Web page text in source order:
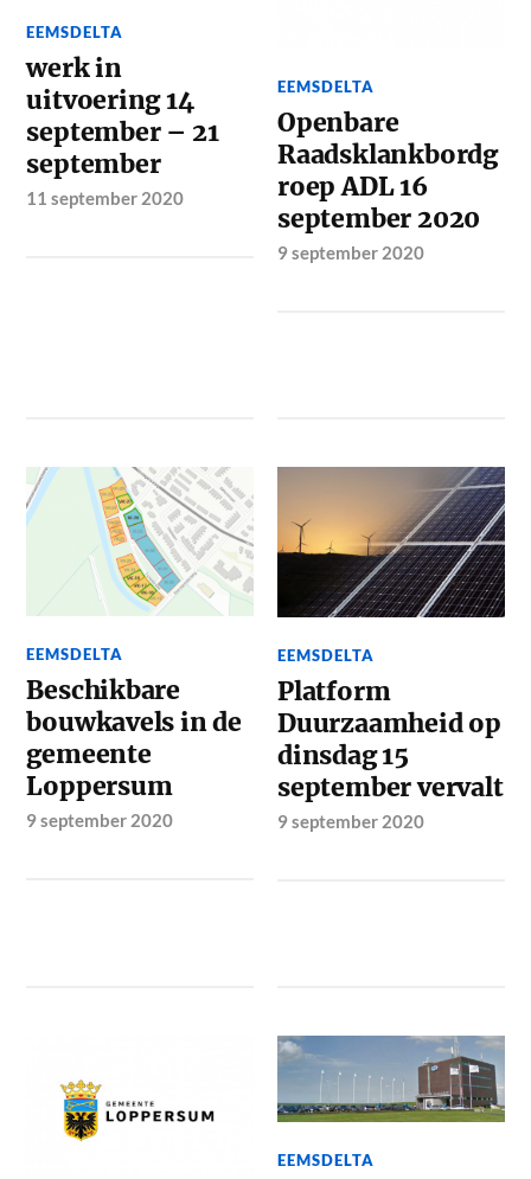
EEMSDELTA
werk in
uitvoering 14
september – 21
september
11 september 2020
EEMSDELTA
Openbare
Raadsklankbordg
roep ADL 16
september 2020
9 september 2020
EEMSDELTA
Beschikbare
bouwkavels in de
gemeente
Loppersum
9 september 2020
EEMSDELTA
Platform
Duurzaamheid op
dinsdag 15
september vervalt
9 september 2020
EEMSDELTA